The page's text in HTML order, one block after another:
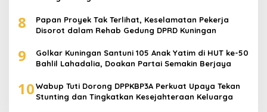
8
Papan Proyek Tak Terlihat, Keselamatan Pekerja
Disorot dalam Rehab Gedung DPRD Kuningan
9
Golkar Kuningan Santuni 105 Anak Yatim di HUT ke-50
Bahlil Lahadalia, Doakan Partai Semakin Berjaya
10Wabup Tuti Dorong DPPKBP3A Perkuat Upaya Tekan
Stunting dan Tingkatkan Kesejahteraan Keluarga